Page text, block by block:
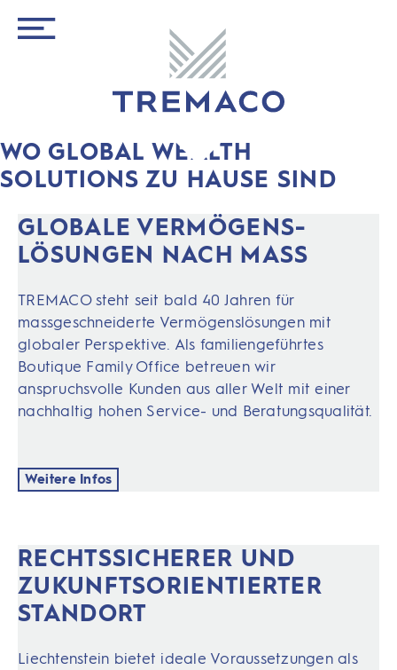
WO GLOBAL WEALTH
SOLUTIONS ZU HAUSE SIND
GLOBALE VERMÖGENS­
LÖSUN­GEN NACH MASS
TREMACO steht seit bald 40 Jahren für
massgeschneiderte Vermögenslösungen mit
globaler Perspektive. Als familiengeführtes
Boutique Family Office betreuen wir
anspruchsvolle Kunden aus aller Welt mit einer
nachhaltig hohen Service- und Beratungsqualität.
Weitere Infos
RECHTSSICHERER UND
ZUKUNFTSORIEN­TIERTER
STANDORT
Liechtenstein bietet ideale Voraussetzungen als